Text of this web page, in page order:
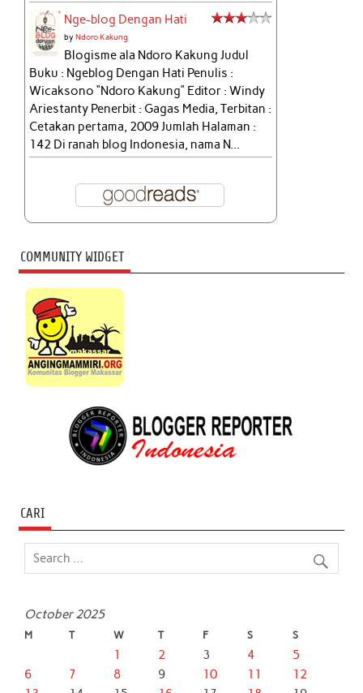
Nge-blog Dengan Hati
byNdoro Kakung
Blogisme ala Ndoro Kakung Judul
Buku : Ngeblog Dengan Hati Penulis :
Wicaksono “Ndoro Kakung” Editor : Windy
Ariestanty Penerbit : Gagas Media, Terbitan :
Cetakan pertama, 2009 Jumlah Halaman :
142 Di ranah blog Indonesia, nama N...
COMMUNITY WIDGET
CARI
October 2025
M T W T F S S
1 2 3 4
5
6
7 8 9 10 11
12